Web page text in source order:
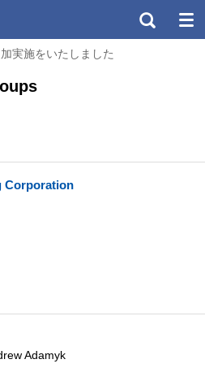
実施をいたしました
Corporation
Adamyk